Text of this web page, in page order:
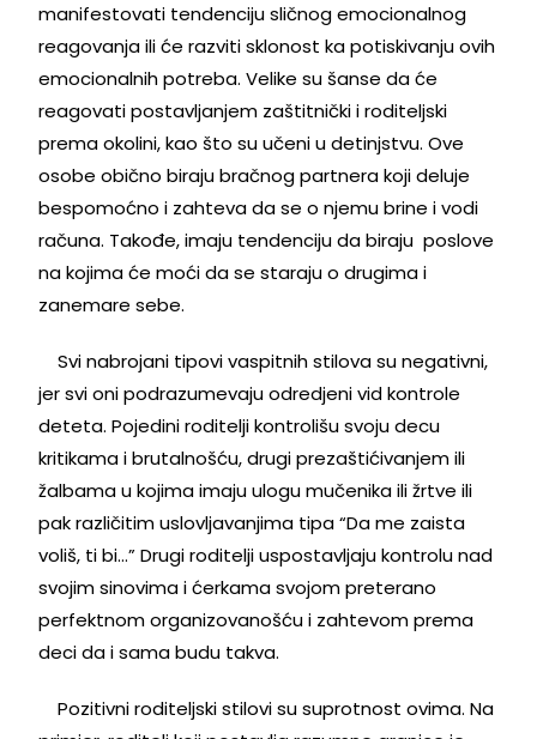
manifestovati tendenciju sličnog emocionalnog
reagovanja ili će razviti sklonost ka potiskivanju ovih
emocionalnih potreba. Velike su šanse da će
reagovati postavljanjem zaštitnički i roditeljski
prema okolini, kao što su učeni u detinjstvu. Ove
osobe obično biraju bračnog partnera koji deluje
bespomoćno i zahteva da se o njemu brine i vodi
računa. Takođe, imaju tendenciju da biraju poslove
na kojima će moći da se staraju o drugima i
zanemare sebe.
Svi nabrojani tipovi vaspitnih stilova su negativni,
jer svi oni podrazumevaju odredjeni vid kontrole
deteta. Pojedini roditelji kontrolišu svoju decu
kritikama i brutalnošću, drugi prezaštićivanjem ili
žalbama u kojima imaju ulogu mučenika ili žrtve ili
pak različitim uslovljavanjima tipa “Da me zaista
voliš, ti bi…” Drugi roditelji uspostavljaju kontrolu nad
svojim sinovima i ćerkama svojom preterano
perfektnom organizovanošću i zahtevom prema
deci da i sama budu takva.
Pozitivni roditeljski stilovi su suprotnost ovima. Na